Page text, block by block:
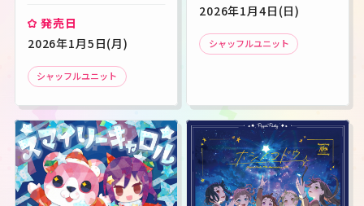
発売日
2026年1月5日(月)
シャッフルユニット
2026年1月4日(日)
シャッフルユニット